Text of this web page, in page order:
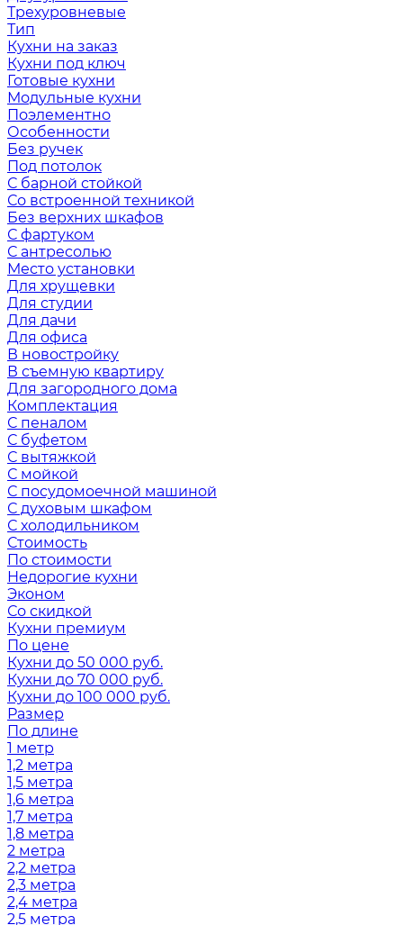
Трехуровневые
Тип
Кухни на заказ
Кухни под ключ
Готовые кухни
Модульные кухни
Поэлементно
Особенности
Без ручек
Под потолок
С барной стойкой
Со встроенной техникой
Без верхних шкафов
С фартуком
С антресолью
Место установки
Для хрущевки
Для студии
Для дачи
Для офиса
В новостройку
В съемную квартиру
Для загородного дома
Комплектация
С пеналом
С буфетом
С вытяжкой
С мойкой
С посудомоечной машиной
С духовым шкафом
С холодильником
Стоимость
По стоимости
Недорогие кухни
Эконом
Со скидкой
Кухни премиум
По цене
Кухни до 50 000 руб.
Кухни до 70 000 руб.
Кухни до 100 000 руб.
Размер
По длине
1 метр
1,2 метра
1,5 метра
1,6 метра
1,7 метра
1,8 метра
2 метра
2,2 метра
2,3 метра
2,4 метра
2,5 метра